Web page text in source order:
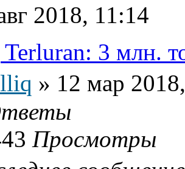
2018, 11:14
Terluran: 3 млн.
» 12 мар
Просмотры